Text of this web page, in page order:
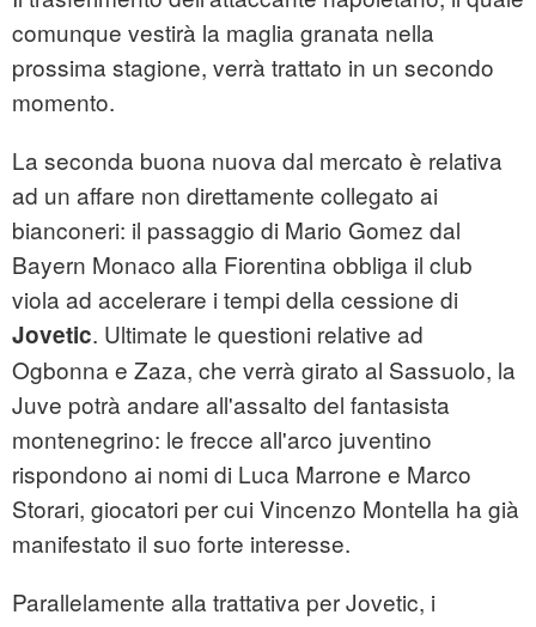
comunque vestirà la maglia granata nella
prossima stagione, verrà trattato in un secondo
momento.
La seconda buona nuova dal mercato è relativa
ad un affare non direttamente collegato ai
bianconeri: il passaggio di Mario Gomez dal
Bayern Monaco alla Fiorentina obbliga il club
viola ad accelerare i tempi della cessione di
Jovetic. Ultimate le questioni relative ad
Ogbonna e Zaza, che verrà girato al Sassuolo, la
Juve potrà andare all'assalto del fantasista
montenegrino: le frecce all'arco juventino
rispondono ai nomi di Luca Marrone e Marco
Storari, giocatori per cui Vincenzo Montella ha già
manifestato il suo forte interesse.
Parallelamente alla trattativa per Jovetic, i